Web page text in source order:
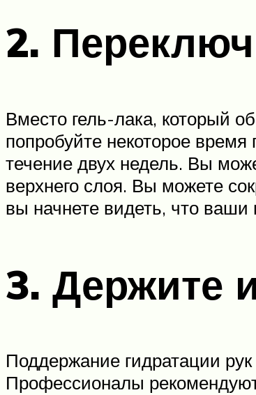
2.
Вместо гель-лака, который
попробуйте некоторое
течение двух недель. Вы
верхнего слоя. Вы можете
вы начнете видеть, что ваши
3. Держите
Поддержание гидратации
Профессионалы